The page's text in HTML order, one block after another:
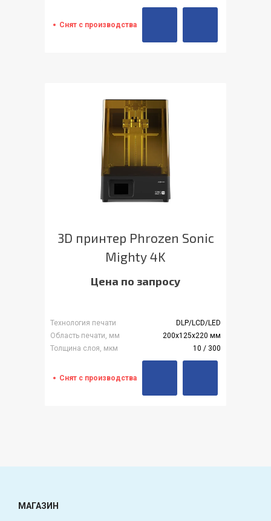
Снят с производства
3D принтер Phrozen Sonic
Mighty 4K
Цена по запросу
Технология печати
DLP/LCD/LED
Область печати, мм
200х125х220 мм
Толщина слоя, мкм
10 / 300
Снят с производства
МАГАЗИН